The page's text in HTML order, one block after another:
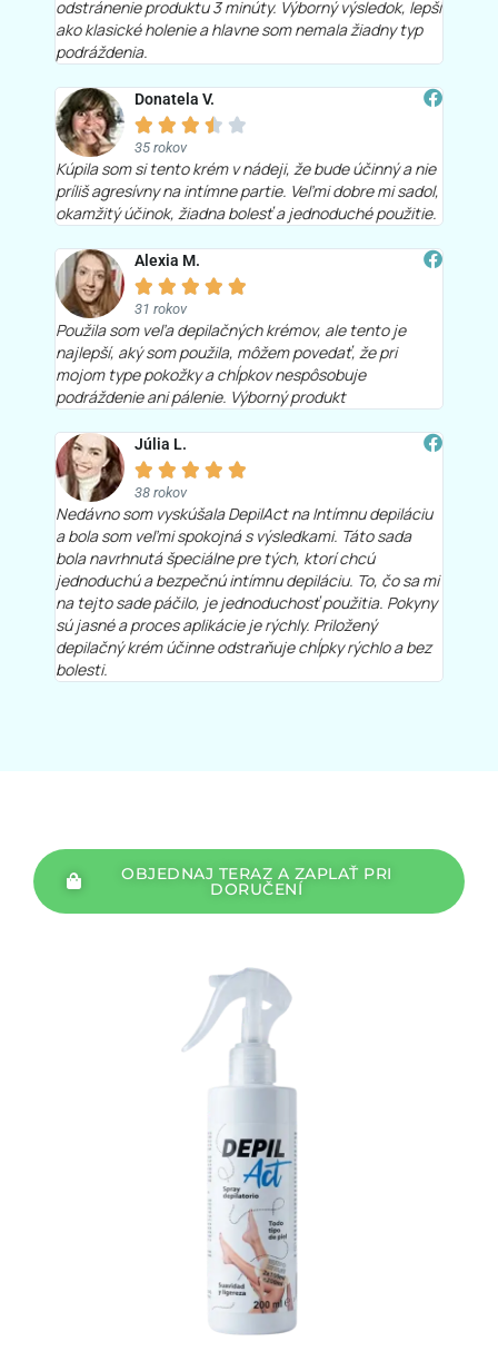
odstránenie produktu 3 minúty. Výborný výsledok, lepší
ako klasické holenie a hlavne som nemala žiadny typ
podráždenia.
Donatela V.
    
35 rokov
Kúpila som si tento krém v nádeji, že bude účinný a nie
príliš agresívny na intímne partie. Veľmi dobre mi sadol,
okamžitý účinok, žiadna bolesť a jednoduché použitie.
Alexia M.
    
31 rokov
Použila som veľa depilačných krémov, ale tento je
najlepší, aký som použila, môžem povedať, že pri
mojom type pokožky a chĺpkov nespôsobuje
podráždenie ani pálenie. Výborný produkt
Júlia L.
    
38 rokov
Nedávno som vyskúšala DepilAct na Intímnu depiláciu
a bola som veľmi spokojná s výsledkami. Táto sada
bola navrhnutá špeciálne pre tých, ktorí chcú
jednoduchú a bezpečnú intímnu depiláciu. To, čo sa mi
na tejto sade páčilo, je jednoduchosť použitia. Pokyny
sú jasné a proces aplikácie je rýchly. Priložený
depilačný krém účinne odstraňuje chĺpky rýchlo a bez
bolesti.
OBJEDNAJ TERAZ A ZAPLAŤ PRI
DORUČENÍ